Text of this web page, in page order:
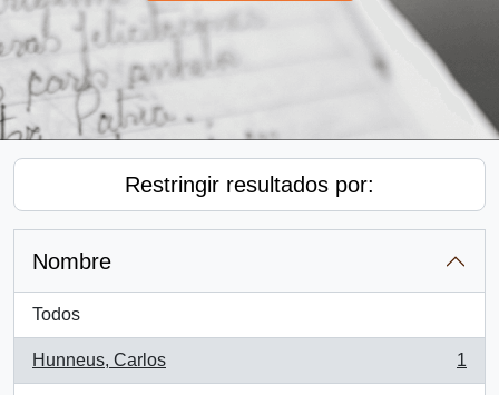
Restringir resultados por:
Nombre
Todos
Hunneus, Carlos
, 1 resultados
1